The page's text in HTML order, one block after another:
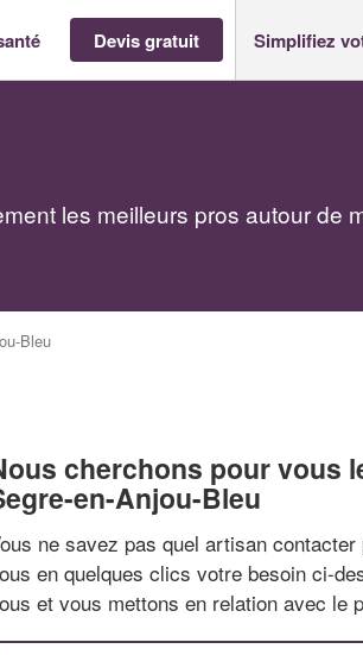
Devis gratuit Simplifiez
les meilleurs pros autour de
Bleu
cherchons pour vous
en-Anjou-Bleu
ne savez pas quel artisan
en quelques clics votre besoin ci-
et vous mettons en relation avec le